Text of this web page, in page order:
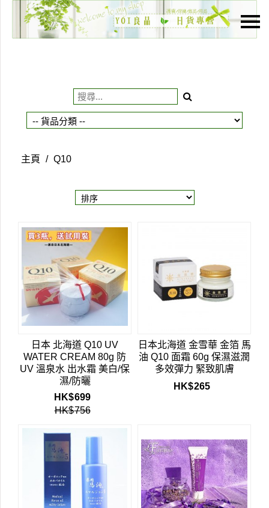
主頁
貨品分類
購物車
貨幣
主頁 / Q10
日本 北海道 Q10 UV
WATER CREAM 80g 防
UV 溫泉水 出水霜 美白/保
濕/防曬
HK$699
HK$756
日本北海道 金雪華 金箔 馬
油 Q10 面霜 60g 保濕滋潤
多效彈力 緊致肌膚
HK$265